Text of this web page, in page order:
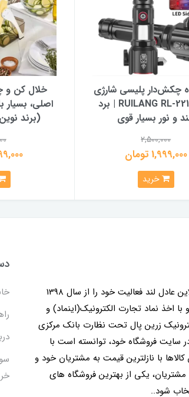
چکش‌دار پلیسی شارژی
مدل RUILANG RL-2210 | برد
و نور بسیار قوی
2,500,000
1,999,000 تومان
خرید
خلال کن و
اصلی، بسیار
(برند
فروشگاه آنلاین عادل لند فعالیت خود را از سال 1398
اخذ نماد تجارت الکترونیک(اینماد) و
زرین پال تحت نظارت بانک مرکزی
سایت فروشگاه خود، توانسته است با
کالاها با نازلترین قیمت به مشتریان خود و
یکی از بهترین فروشگاه های
شود..